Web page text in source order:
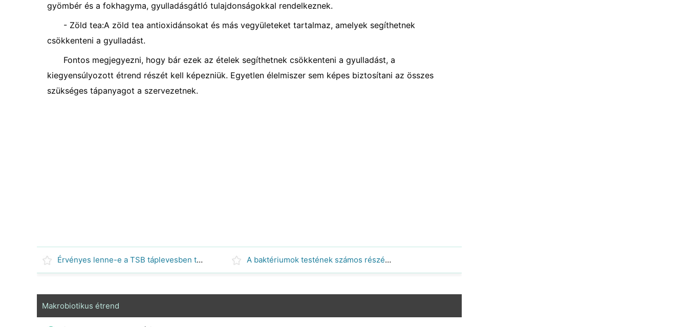
gyömbér és a fokhagyma, gyulladásgátló tulajdonságokkal rendelkeznek.
- Zöld tea:A zöld tea antioxidánsokat és más vegyületeket tartalmaz, amelyek segíthetnek
csökkenteni a gyulladást.
Fontos megjegyezni, hogy bár ezek az ételek segíthetnek csökkenteni a gyulladást, a
kiegyensúlyozott étrend részét kell képezniük. Egyetlen élelmiszer sem képes biztosítani az összes
szükséges tápanyagot a szervezetnek.
Érvényes lenne-e a TSB táplevesben tenyésztett E Coli-val kapott standard görbe egy NB tenyésztő coli tenyészet mérésére? A baktériumok testének számos részén élnek, például a belekben és a szájban. Minden baktériumsejt prokarióta Mi igaz a sejtekre is?
Makrobiotikus étrend